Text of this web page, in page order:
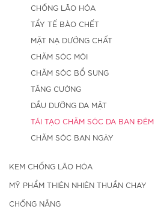
CHỐNG LÃO HÓA
TẨY TẾ BÀO CHẾT
MẶT NẠ DƯỠNG CHẤT
CHĂM SÓC MÔI
CHĂM SÓC BỔ SUNG
TĂNG CƯỜNG
DẦU DƯỠNG DA MẶT
TÁI TẠO CHĂM SÓC DA BAN ĐÊM
CHĂM SÓC BAN NGÀY
KEM CHỐNG LÃO HÓA
MỸ PHẨM THIÊN NHIÊN THUẦN CHAY
CHỐNG NẮNG